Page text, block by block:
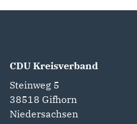
CDU Kreisverband
Steinweg 5
38518 Gifhorn
Niedersachsen